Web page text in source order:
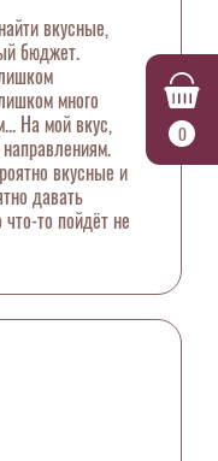
0
вкусные,
бюджет.
много
На мой вкус,
вкусные и
давать
то пойдёт не